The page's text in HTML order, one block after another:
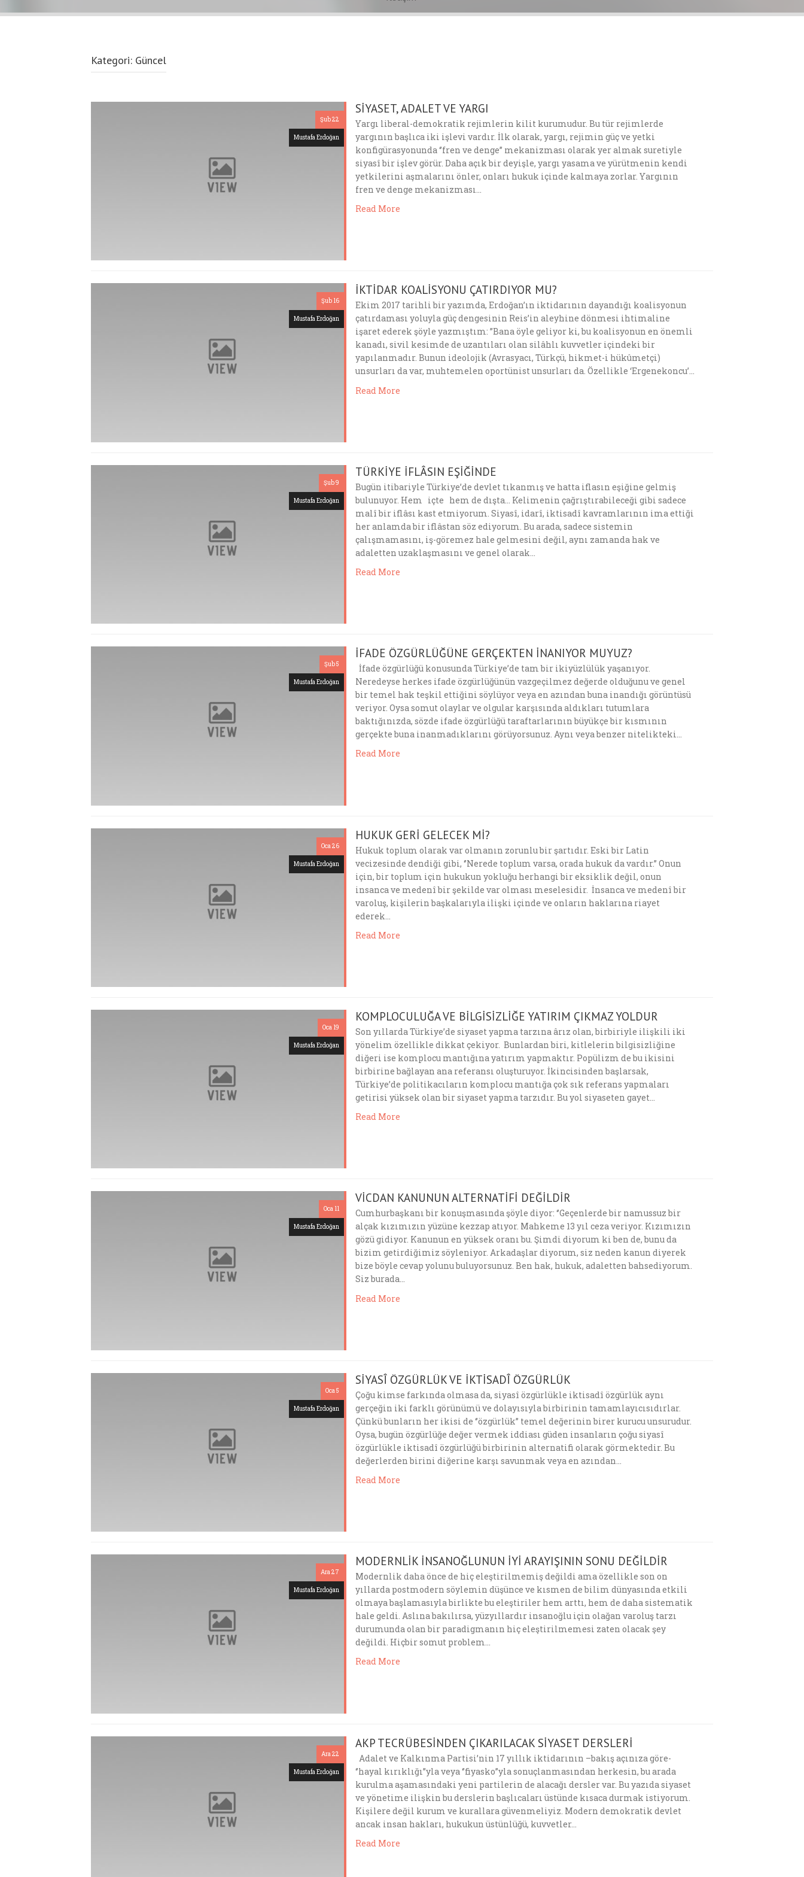
Kategori: Güncel
Şub 22
Mustafa Erdoğan
SİYASET, ADALET VE YARGI
Yargı liberal-demokratik rejimlerin kilit kurumudur. Bu tür rejimlerde
yargının başlıca iki işlevi vardır. İlk olarak, yargı, rejimin güç ve yetki
konfigürasyonunda ‘’fren ve denge’’ mekanizması olarak yer almak suretiyle
siyasî bir işlev görür. Daha açık bir deyişle, yargı yasama ve yürütmenin kendi
yetkilerini aşmalarını önler, onları hukuk içinde kalmaya zorlar. Yargının
fren ve denge mekanizması…
Read More
Şub 16
Mustafa Erdoğan
İKTİDAR KOALİSYONU ÇATIRDIYOR MU?
Ekim 2017 tarihli bir yazımda, Erdoğan’ın iktidarının dayandığı koalisyonun
çatırdaması yoluyla güç dengesinin Reis’in aleyhine dönmesi ihtimaline
işaret ederek şöyle yazmıştım: ”Bana öyle geliyor ki, bu koalisyonun en önemli
kanadı, sivil kesimde de uzantıları olan silâhlı kuvvetler içindeki bir
yapılanmadır. Bunun ideolojik (Avrasyacı, Türkçü, hikmet-i hükûmetçi)
unsurları da var, muhtemelen oportünist unsurları da. Özellikle ‘Ergenekoncu’…
Read More
Şub 9
Mustafa Erdoğan
TÜRKİYE İFLÂSIN EŞİĞİNDE
Bugün itibariyle Türkiye’de devlet tıkanmış ve hatta iflasın eşiğine gelmiş
bulunuyor. Hem içte hem de dışta… Kelimenin çağrıştırabileceği gibi sadece
malî bir iflâsı kast etmiyorum. Siyasî, idarî, iktisadî kavramlarının ima ettiği
her anlamda bir iflâstan söz ediyorum. Bu arada, sadece sistemin
çalışmamasını, iş-göremez hale gelmesini değil, aynı zamanda hak ve
adaletten uzaklaşmasını ve genel olarak…
Read More
Şub 5
Mustafa Erdoğan
İFADE ÖZGÜRLÜĞÜNE GERÇEKTEN İNANIYOR MUYUZ?
İfade özgürlüğü konusunda Türkiye’de tam bir ikiyüzlülük yaşanıyor.
Neredeyse herkes ifade özgürlüğünün vazgeçilmez değerde olduğunu ve genel
bir temel hak teşkil ettiğini söylüyor veya en azından buna inandığı görüntüsü
veriyor. Oysa somut olaylar ve olgular karşısında aldıkları tutumlara
baktığınızda, sözde ifade özgürlüğü taraftarlarının büyükçe bir kısmının
gerçekte buna inanmadıklarını görüyorsunuz. Aynı veya benzer nitelikteki…
Read More
Oca 26
Mustafa Erdoğan
HUKUK GERİ GELECEK Mİ?
Hukuk toplum olarak var olmanın zorunlu bir şartıdır. Eski bir Latin
vecizesinde dendiği gibi, ‘’Nerede toplum varsa, orada hukuk da vardır.’’ Onun
için, bir toplum için hukukun yokluğu herhangi bir eksiklik değil, onun
insanca ve medenî bir şekilde var olması meselesidir. İnsanca ve medenî bir
varoluş, kişilerin başkalarıyla ilişki içinde ve onların haklarına riayet
ederek…
Read More
Oca 19
Mustafa Erdoğan
KOMPLOCULUĞA VE BİLGİSİZLİĞE YATIRIM ÇIKMAZ YOLDUR
Son yıllarda Türkiye’de siyaset yapma tarzına ârız olan, birbiriyle ilişkili iki
yönelim özellikle dikkat çekiyor. Bunlardan biri, kitlelerin bilgisizliğine
diğeri ise komplocu mantığına yatırım yapmaktır. Popülizm de bu ikisini
birbirine bağlayan ana referansı oluşturuyor. İkincisinden başlarsak,
Türkiye’de politikacıların komplocu mantığa çok sık referans yapmaları
getirisi yüksek olan bir siyaset yapma tarzıdır. Bu yol siyaseten gayet…
Read More
Oca 11
Mustafa Erdoğan
VİCDAN KANUNUN ALTERNATİFİ DEĞİLDİR
Cumhurbaşkanı bir konuşmasında şöyle diyor: ‘’Geçenlerde bir namussuz bir
alçak kızımızın yüzüne kezzap atıyor. Mahkeme 13 yıl ceza veriyor. Kızımızın
gözü gidiyor. Kanunun en yüksek oranı bu. Şimdi diyorum ki ben de, bunu da
bizim getirdiğimiz söyleniyor. Arkadaşlar diyorum, siz neden kanun diyerek
bize böyle cevap yolunu buluyorsunuz. Ben hak, hukuk, adaletten bahsediyorum.
Siz burada…
Read More
Oca 5
Mustafa Erdoğan
SİYASÎ ÖZGÜRLÜK VE İKTİSADÎ ÖZGÜRLÜK
Çoğu kimse farkında olmasa da, siyasî özgürlükle iktisadî özgürlük aynı
gerçeğin iki farklı görünümü ve dolayısıyla birbirinin tamamlayıcısıdırlar.
Çünkü bunların her ikisi de ‘’özgürlük’’ temel değerinin birer kurucu unsurudur.
Oysa, bugün özgürlüğe değer vermek iddiası güden insanların çoğu siyasî
özgürlükle iktisadî özgürlüğü birbirinin alternatifi olarak görmektedir. Bu
değerlerden birini diğerine karşı savunmak veya en azından…
Read More
Ara 27
Mustafa Erdoğan
MODERNLİK İNSANOĞLUNUN İYİ ARAYIŞININ SONU DEĞİLDİR
Modernlik daha önce de hiç eleştirilmemiş değildi ama özellikle son on
yıllarda postmodern söylemin düşünce ve kısmen de bilim dünyasında etkili
olmaya başlamasıyla birlikte bu eleştiriler hem arttı, hem de daha sistematik
hale geldi. Aslına bakılırsa, yüzyıllardır insanoğlu için olağan varoluş tarzı
durumunda olan bir paradigmanın hiç eleştirilmemesi zaten olacak şey
değildi. Hiçbir somut problem…
Read More
Ara 22
Mustafa Erdoğan
AKP TECRÜBESİNDEN ÇIKARILACAK SİYASET DERSLERİ
Adalet ve Kalkınma Partisi’nin 17 yıllık iktidarının –bakış açınıza göre-
‘’hayal kırıklığı’’yla veya ‘’fiyasko’’yla sonuçlanmasından herkesin, bu arada
kurulma aşamasındaki yeni partilerin de alacağı dersler var. Bu yazıda siyaset
ve yönetime ilişkin bu derslerin başlıcaları üstünde kısaca durmak istiyorum.
Kişilere değil kurum ve kurallara güvenmeliyiz. Modern demokratik devlet
ancak insan hakları, hukukun üstünlüğü, kuvvetler…
Read More